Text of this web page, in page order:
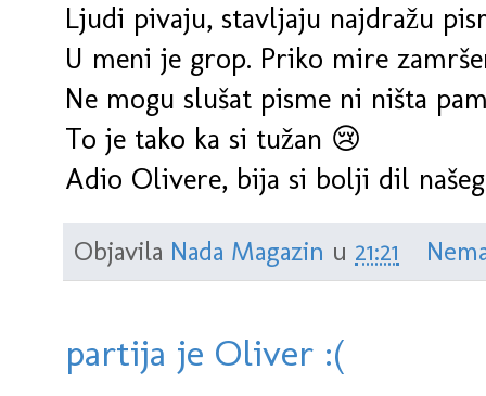
Ljudi pivaju, stavljaju najdražu
U meni je grop. Priko mire
Ne mogu slušat pisme ni ništa
To je tako ka si tužan 😢
Adio Olivere, bija si bolji dil
Objavila Nada Magazin u 21:21
partija je Oliver :(